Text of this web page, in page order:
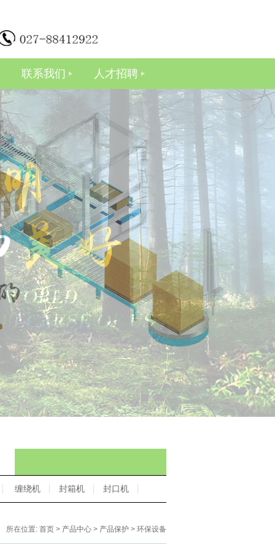
联系我们 人才招聘
缠绕机 封箱机 封口机
所在位置: 首页 > 产品中心 > 产品保护 > 环保设备